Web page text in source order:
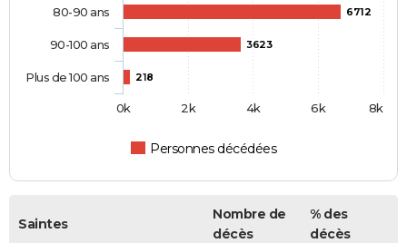
6712
3623
218
Personnes décédées
80-90 ans
90-100 ans
Plus de 100 ans
0k 2k 4k 6k 8k
Saintes
Nombre de
décès
% des
décès